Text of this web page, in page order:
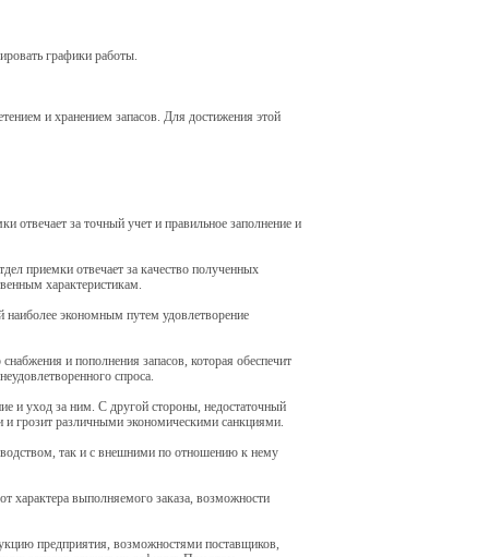
графики работы.
и хранением запасов. Для достижения этой
отвечает за точный учет и правильное заполнение и
приемки отвечает за качество полученных
характеристикам.
наиболее экономным путем удовлетворение
и пополнения запасов, которая обеспечит
спроса.
и уход за ним. С другой стороны, недостаточный
и грозит различными экономическими санкциями.
так и с внешними по отношению к нему
характера выполняемого заказа, возможности
предприятия, возможностями поставщиков,